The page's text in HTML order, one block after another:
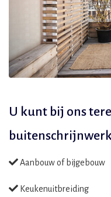
U kunt bij ons
Aanbouw of bijgebouw
Keukenuitbreiding